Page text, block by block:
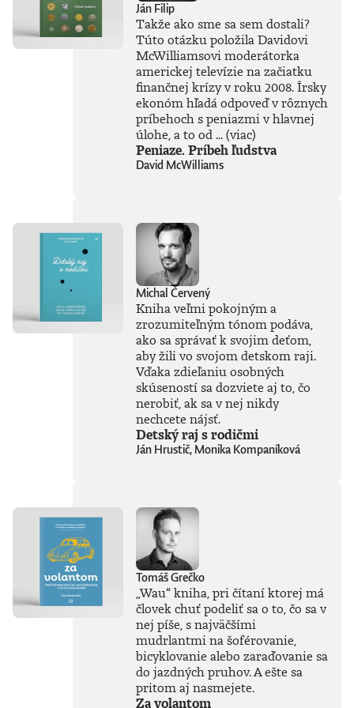
vlna záujmu o AI,
no zároveň
zavládol zmätok.
Čo vlastne umelá
inteligencia dokáže
a kde sú jej limity?
Čo nás ešte len
čaká? Je pre ľudstvo
spásou alebo
hrozbou? Susskind
morálnych
hraniciach, ktoré by
sme pri jej
používaní mali
jasne stanoviť.V
premýšľať o umelej
inteligencii autor
čerpá zo svojich
skúseností, keďže
tejto téme sa
začiatku 80. rokov.
Vyváženie prínosov
nekonvenčné –
ChatGPT a
generatívnu AI
vníma len ako
najnovšiu kapitolu
v dlhom príbehu a
tvrdí, že sme stále
iba na začiatku
Naznačuje, že
technológie, ktoré
ešte neboli ani
Ján Filip
Takže ako sme sa sem dostali?
Túto otázku položila Davidovi
McWilliamsovi moderátorka
americkej televízie na začiatku
finančnej krízy v roku 2008. Írsky
ekonóm hľadá odpoveď v rôznych
príbehoch s peniazmi v hlavnej
úlohe, a to od ...(viac)
Peniaze. Príbeh ľudstva
David McWilliams
Michal Červený
Kniha veľmi pokojným a
zrozumiteľným tónom podáva,
ako sa správať k svojim deťom,
aby žili vo svojom detskom raji.
Vďaka zdieľaniu osobných
skúseností sa dozviete aj to, čo
nerobiť, ak sa v nej nikdy
nechcete nájsť.
Detský raj s rodičmi
Ján Hrustič, Monika Kompaníková
Tomáš Grečko
„Wau“ kniha, pri čítaní ktorej má
človek chuť podeliť sa o to, čo sa v
nej píše, s najväčšími
mudrlantmi na šoférovanie,
bicyklovanie alebo zaraďovanie sa
do jazdných pruhov. A ešte sa
pritom aj nasmejete.
Za volantom